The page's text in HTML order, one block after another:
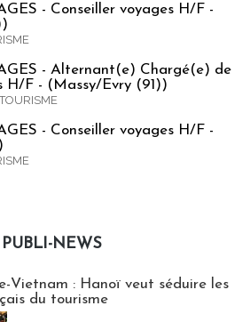
- Conseiller voyages H/F -
- Alternant(e) Chargé(e) de
H/F - (Massy/Evry (91))
- Conseiller voyages H/F -
PUBLI-NEWS
Vietnam : Hanoï veut séduire les
du tourisme